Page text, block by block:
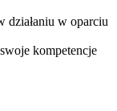
działaniu w oparciu
kompetencje